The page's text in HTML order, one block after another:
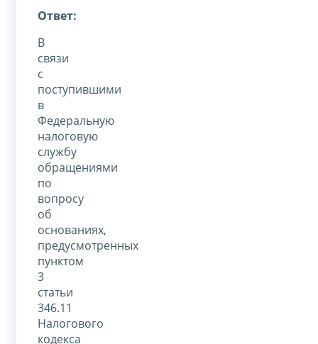
Ответ:
В
связи
с
поступившими
в
Федеральную
налоговую
службу
обращениями
по
вопросу
об
основаниях,
предусмотренных
пунктом
3
статьи
346.11
Налогового
кодекса